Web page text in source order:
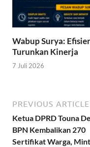
Wabup Surya:
Turunkan Kinerja
7 Juli 2026
PREVIOUS ARTICLE
Ketua DPRD Touna
BPN Kembalikan 270
Sertifikat Warga,